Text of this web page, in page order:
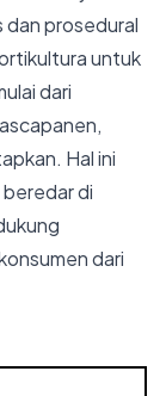
prosedural
untuk
dari
Hal ini
di
dari